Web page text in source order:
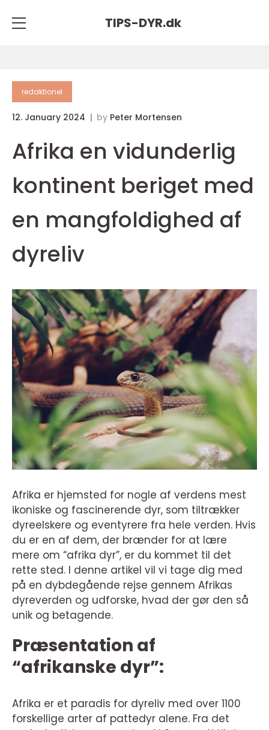
TIPS-DYR.dk
redaktionel
12. January 2024 by Peter Mortensen
Afrika en vidunderlig
kontinent beriget med
en mangfoldighed af
dyreliv
Afrika er hjemsted for nogle af verdens mest
ikoniske og fascinerende dyr, som tiltrækker
dyreelskere og eventyrere fra hele verden. Hvis
du er en af dem, der brænder for at lære
mere om “afrika dyr”, er du kommet til det
rette sted. I denne artikel vil vi tage dig med
på en dybdegående rejse gennem Afrikas
dyreverden og udforske, hvad der gør den så
unik og betagende.
Præsentation af
“afrikanske dyr”:
Afrika er et paradis for dyreliv med over 1100
forskellige arter af pattedyr alene. Fra det